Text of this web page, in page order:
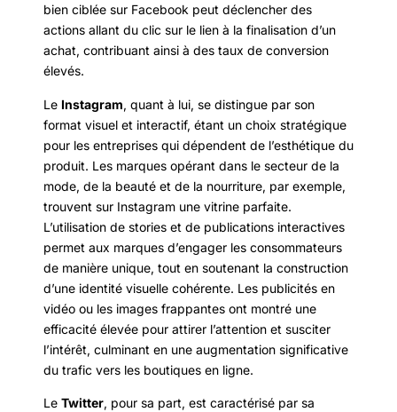
bien ciblée sur Facebook peut déclencher des
actions allant du clic sur le lien à la finalisation d’un
achat, contribuant ainsi à des taux de conversion
élevés.
Le Instagram, quant à lui, se distingue par son
format visuel et interactif, étant un choix stratégique
pour les entreprises qui dépendent de l’esthétique du
produit. Les marques opérant dans le secteur de la
mode, de la beauté et de la nourriture, par exemple,
trouvent sur Instagram une vitrine parfaite.
L’utilisation de stories et de publications interactives
permet aux marques d’engager les consommateurs
de manière unique, tout en soutenant la construction
d’une identité visuelle cohérente. Les publicités en
vidéo ou les images frappantes ont montré une
efficacité élevée pour attirer l’attention et susciter
l’intérêt, culminant en une augmentation significative
du trafic vers les boutiques en ligne.
Le Twitter, pour sa part, est caractérisé par sa